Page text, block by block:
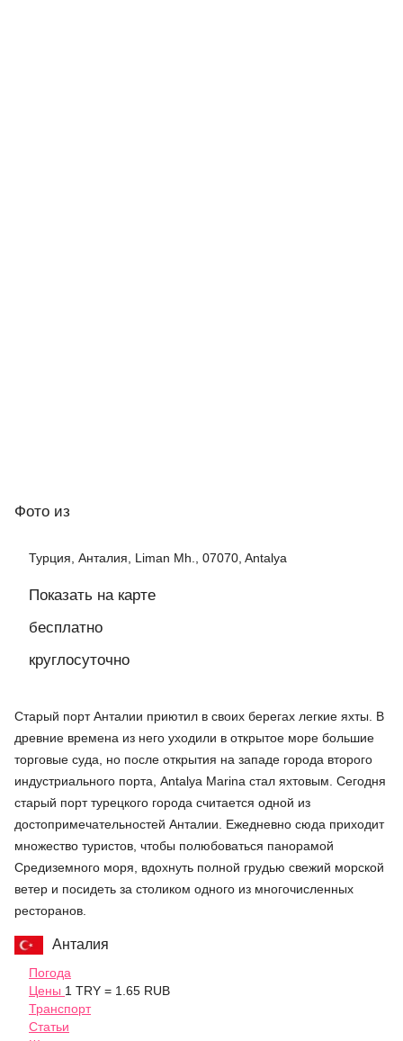
Фото из
Турция, Анталия, Liman Mh., 07070, Antalya
Показать на карте
бесплатно
круглосуточно
Старый порт Анталии приютил в своих берегах легкие яхты. В
древние времена из него уходили в открытое море большие
торговые суда, но после открытия на западе города второго
индустриального порта, Antalya Marina стал яхтовым. Сегодня
старый порт турецкого города считается одной из
достопримечательностей Анталии. Ежедневно сюда приходит
множество туристов, чтобы полюбоваться панорамой
Средиземного моря, вдохнуть полной грудью свежий морской
ветер и посидеть за столиком одного из многочисленных
ресторанов.
Анталия
Погода
Цены 1 TRY = 1.65 RUB
Транспорт
Статьи